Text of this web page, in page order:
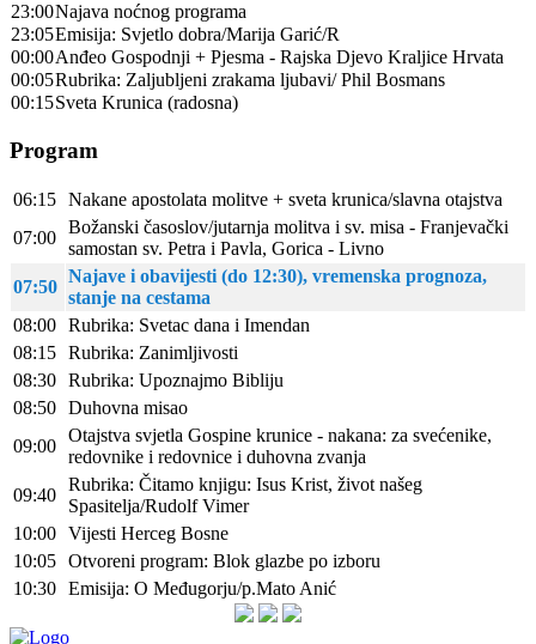
23:00Najava noćnog programa
23:05Emisija: Svjetlo dobra/Marija Garić/R
00:00Anđeo Gospodnji + Pjesma - Rajska Djevo Kraljice Hrvata
00:05Rubrika: Zaljubljeni zrakama ljubavi/ Phil Bosmans
00:15Sveta Krunica (radosna)
Program
06:15 Nakane apostolata molitve + sveta krunica/slavna otajstva
07:00
Božanski časoslov/jutarnja molitva i sv. misa - Franjevački
samostan sv. Petra i Pavla, Gorica - Livno
07:50
Najave i obavijesti (do 12:30), vremenska prognoza,
stanje na cestama
08:00 Rubrika: Svetac dana i Imendan
08:15 Rubrika: Zanimljivosti
08:30 Rubrika: Upoznajmo Bibliju
08:50 Duhovna misao
09:00
Otajstva svjetla Gospine krunice - nakana: za svećenike,
redovnike i redovnice i duhovna zvanja
09:40
Rubrika: Čitamo knjigu: Isus Krist, život našeg
Spasitelja/Rudolf Vimer
10:00 Vijesti Herceg Bosne
10:05 Otvoreni program: Blok glazbe po izboru
10:30 Emisija: O Međugorju/p.Mato Anić